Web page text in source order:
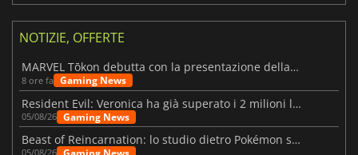
NOTIZIE, OFFERTE
MARVEL Tōkon debutta con la presentazione della roadmap per il primo anno
8 ore fa Gaming News
Resident Evil: Veronica ha già superato i 2 milioni liste dei desideri
05/08/26 Gaming News
Beast of Reincarnation: lo studio dietro Pokémon su una nuova strada
05/08/26